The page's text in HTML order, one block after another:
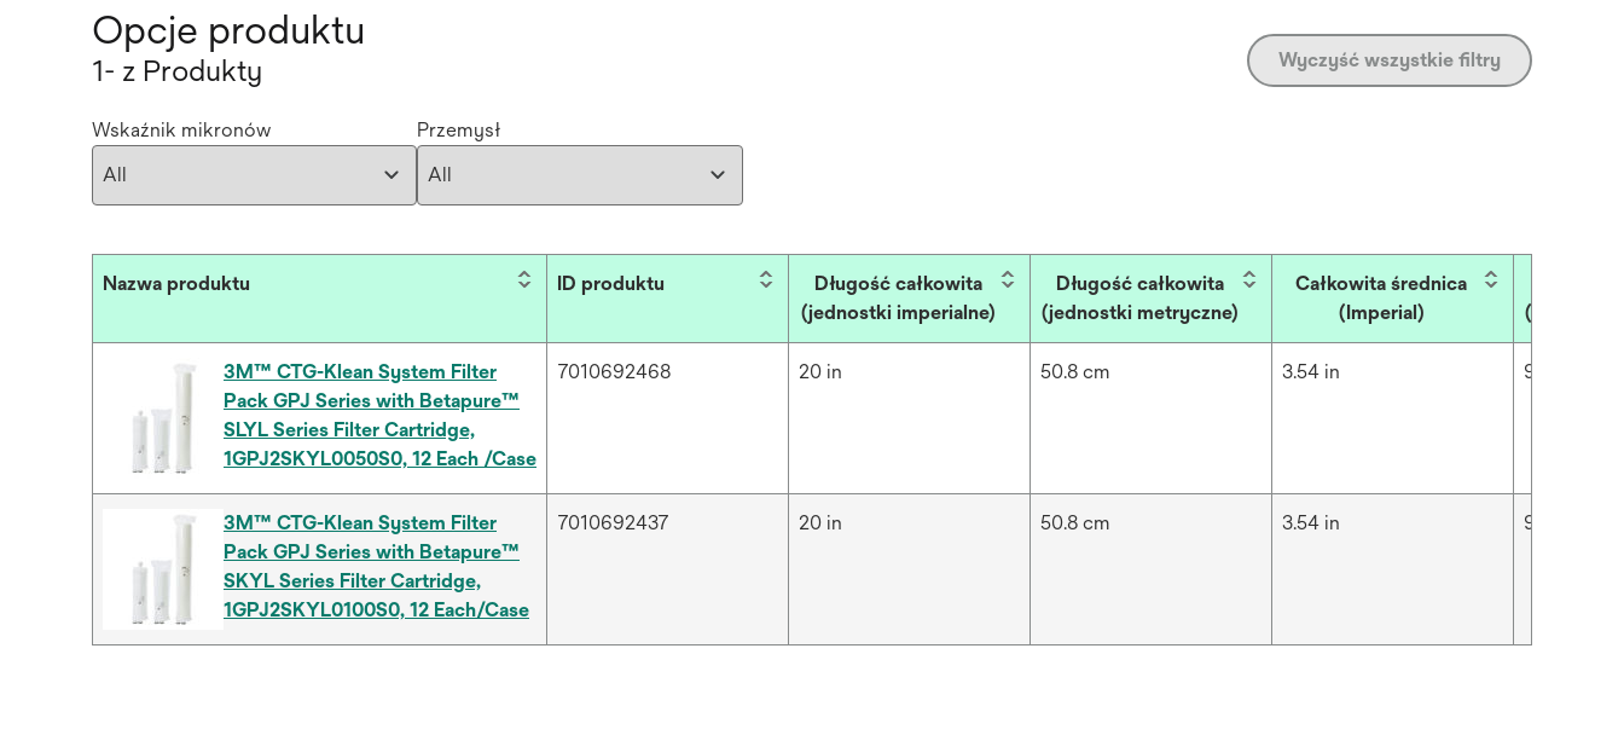
Opcje produktu
1- z Produkty Wyczyść wszystkie filtry
Wskaźnik mikronów Przemysł
Nazwa produktu ID produktu
Długość całkowita
(jednostki imperialne)
Długość całkowita
(jednostki metryczne)
Całkowita średnica
(Imperial)
(jednostki
3M™ CTG-Klean System Filter
Pack GPJ Series with Betapure™
SLYL Series Filter Cartridge,
1GPJ2SKYL0050S0, 12 Each /Case
7010692468 20 in 50.8 cm 3.54 in 9 cm
3M™ CTG-Klean System Filter
Pack GPJ Series with Betapure™
SKYL Series Filter Cartridge,
1GPJ2SKYL0100S0, 12 Each/Case
7010692437 20 in 50.8 cm 3.54 in 9 cm